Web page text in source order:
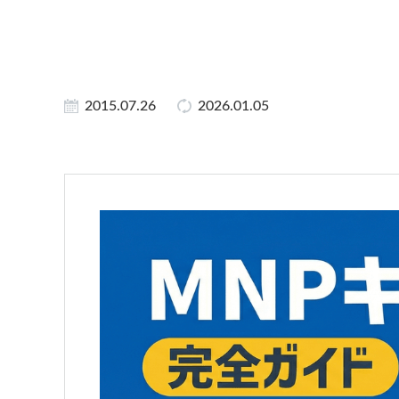
2015.07.26 2026.01.05